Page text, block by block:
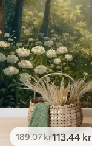
189.07kr113.44 kr